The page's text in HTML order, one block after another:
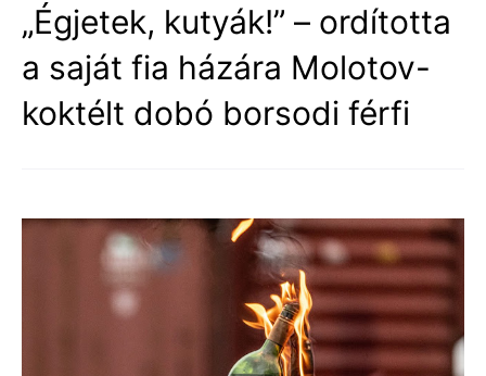
„Égjetek, kutyák!” – ordította
a saját fia házára Molotov-
koktélt dobó borsodi férfi